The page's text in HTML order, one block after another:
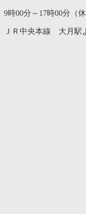
9時00分～17時00分（
ＪＲ中央本線 大月駅